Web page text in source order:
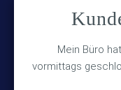
Mein Büro
vormittags